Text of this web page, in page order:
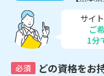
サイ
ご
1分
必須 どの資格をお